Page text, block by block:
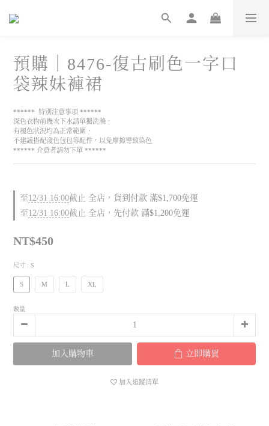
預購｜8476-復古刷色一字口
袋辣妹褲裙
******  特別注意事項 ******
深色衣物前幾次下水請單獨洗滌，
有褪色狀況均為正常範圍，
不建議搭配淺色包包等配件，以免摩擦導致染色
****** 介意者請勿下單 ******
至12/31 16:00截止 全店，貨到付款 滿$1,700免運
至12/31 16:00截止 全店，先付款 滿$1,200免運
NT$450
尺寸 : S
S M L XL
數量
加入購物車 立即購買
加入追蹤清單